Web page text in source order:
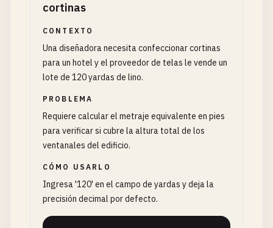
cortinas
CONTEXTO
Una diseñadora necesita confeccionar cortinas
para un hotel y el proveedor de telas le vende un
lote de 120 yardas de lino.
PROBLEMA
Requiere calcular el metraje equivalente en pies
para verificar si cubre la altura total de los
ventanales del edificio.
CÓMO USARLO
Ingresa '120' en el campo de yardas y deja la
precisión decimal por defecto.